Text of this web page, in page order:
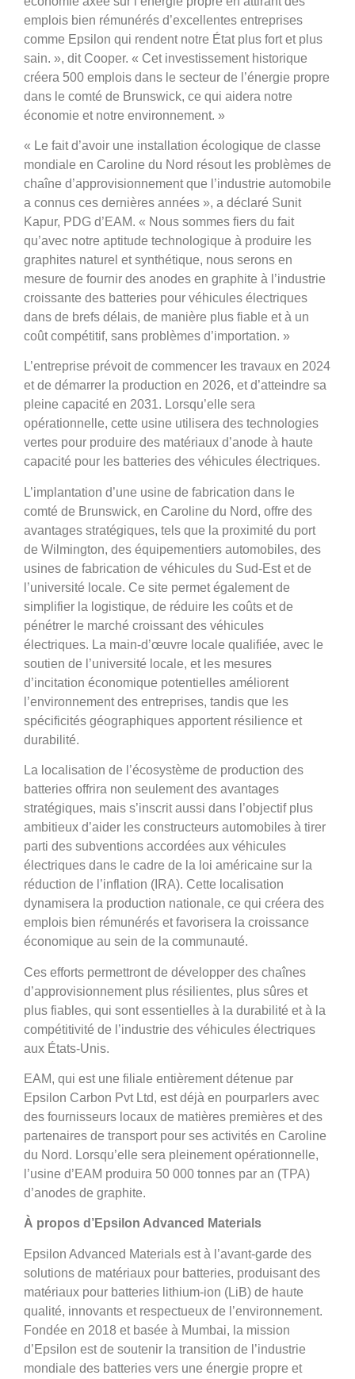
emplois bien rémunérés d’excellentes entreprises
comme Epsilon qui rendent notre État plus fort et plus
sain. », dit Cooper. « Cet investissement historique
créera 500 emplois dans le secteur de l’énergie propre
dans le comté de Brunswick, ce qui aidera notre
économie et notre environnement. »
« Le fait d’avoir une installation écologique de classe
mondiale en Caroline du Nord résout les problèmes de
chaîne d’approvisionnement que l’industrie automobile
a connus ces dernières années », a déclaré Sunit
Kapur, PDG d’EAM. « Nous sommes fiers du fait
qu’avec notre aptitude technologique à produire les
graphites naturel et synthétique, nous serons en
mesure de fournir des anodes en graphite à l’industrie
croissante des batteries pour véhicules électriques
dans de brefs délais, de manière plus fiable et à un
coût compétitif, sans problèmes d’importation. »
L’entreprise prévoit de commencer les travaux en 2024
et de démarrer la production en 2026, et d’atteindre sa
pleine capacité en 2031. Lorsqu’elle sera
opérationnelle, cette usine utilisera des technologies
vertes pour produire des matériaux d’anode à haute
capacité pour les batteries des véhicules électriques.
L’implantation d’une usine de fabrication dans le
comté de Brunswick, en Caroline du Nord, offre des
avantages stratégiques, tels que la proximité du port
de Wilmington, des équipementiers automobiles, des
usines de fabrication de véhicules du Sud-Est et de
l’université locale. Ce site permet également de
simplifier la logistique, de réduire les coûts et de
pénétrer le marché croissant des véhicules
électriques. La main-d’œuvre locale qualifiée, avec le
soutien de l’université locale, et les mesures
d’incitation économique potentielles améliorent
l’environnement des entreprises, tandis que les
spécificités géographiques apportent résilience et
durabilité.
La localisation de l’écosystème de production des
batteries offrira non seulement des avantages
stratégiques, mais s’inscrit aussi dans l’objectif plus
ambitieux d’aider les constructeurs automobiles à tirer
parti des subventions accordées aux véhicules
électriques dans le cadre de la loi américaine sur la
réduction de l’inflation (IRA). Cette localisation
dynamisera la production nationale, ce qui créera des
emplois bien rémunérés et favorisera la croissance
économique au sein de la communauté.
Ces efforts permettront de développer des chaînes
d’approvisionnement plus résilientes, plus sûres et
plus fiables, qui sont essentielles à la durabilité et à la
compétitivité de l’industrie des véhicules électriques
aux États-Unis.
EAM, qui est une filiale entièrement détenue par
Epsilon Carbon Pvt Ltd, est déjà en pourparlers avec
des fournisseurs locaux de matières premières et des
partenaires de transport pour ses activités en Caroline
du Nord. Lorsqu’elle sera pleinement opérationnelle,
l’usine d’EAM produira 50 000 tonnes par an (TPA)
d’anodes de graphite.
À propos d’Epsilon Advanced Materials
Epsilon Advanced Materials est à l’avant-garde des
solutions de matériaux pour batteries, produisant des
matériaux pour batteries lithium-ion (LiB) de haute
qualité, innovants et respectueux de l’environnement.
Fondée en 2018 et basée à Mumbai, la mission
d’Epsilon est de soutenir la transition de l’industrie
mondiale des batteries vers une énergie propre et